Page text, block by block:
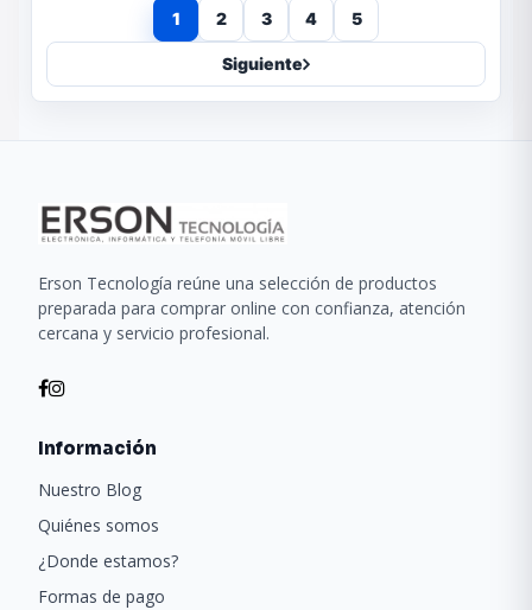
1 2 3 4 5
Siguiente
Erson Tecnología reúne una selección de productos
preparada para comprar online con confianza, atención
cercana y servicio profesional.
Información
Nuestro Blog
Quiénes somos
¿Donde estamos?
Formas de pago